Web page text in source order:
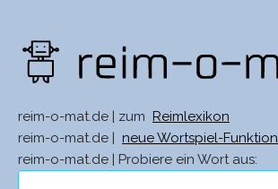
reim-o-mat.de | zum
Reimlexikon
reim-o-mat.de |
neue Wortspiel-Funktion
reim-o-mat.de | Probiere ein Wort aus: